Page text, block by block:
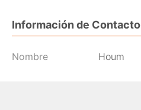
Información de Contacto
Nombre Houm